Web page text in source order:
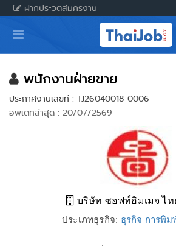
ฝากประวัติสมัครงาน
หน้าหลัก
ผู้สมัครงาน: เข้าสู่ระบบ
ฝากประวัติสมัครงาน
เกร็ดความรู้
สำหรับผู้ประกอบการ
พนักงานฝ่ายขาย
ประกาศงานเลขที่ : TJ26040018-0006
อัพเดทล่าสุด : 20/07/2569
บริษัท ซอฟท์อิมเมจ ไท
ประเภทธุรกิจ: ธุรกิจ การพิม